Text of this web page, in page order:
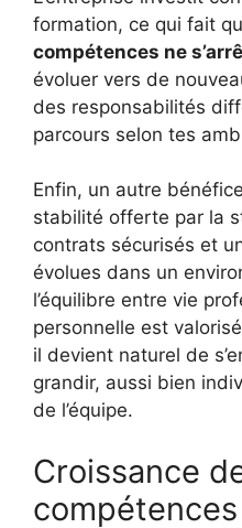
formation, ce qui fait
compétences ne
évoluer vers de
des responsabilités
parcours selon tes
Enfin, un autre
stabilité offerte par la
contrats sécurisés et
évolues dans un
l’équilibre entre vie
personnelle est
il devient naturel de
grandir, aussi bien
de l’équipe.
Croissance